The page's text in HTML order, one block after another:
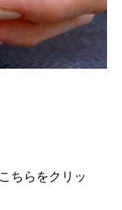
ちらをクリッ